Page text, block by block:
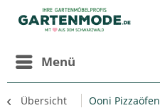
Menü
Übersicht Ooni Pizzaöfen